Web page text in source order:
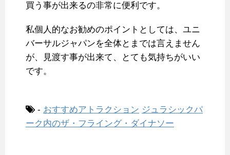
買う事が出来るの非常に便利です。
私個人的なお勧めのポイントとしては、ユニ
バーサルジャパンを全体とまでは言えません
が、見渡す事が出来て、とても気持ちがいい
です。
- おすすめアトラクション ジュラシックパ
ーク内のザ・フライング・ダイナソー